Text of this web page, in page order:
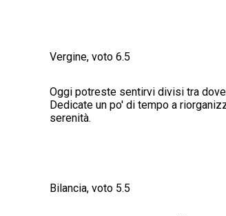
Vergine, voto 6.5
Oggi potreste sentirvi divisi tra
Dedicate un po' di tempo a
serenità.
Bilancia, voto 5.5